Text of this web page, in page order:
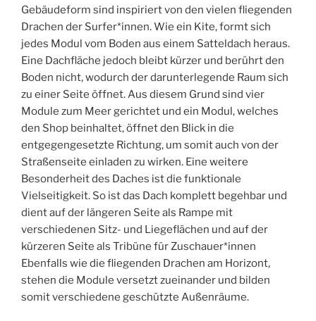
Gebäudeform sind inspiriert von den vielen fliegenden
Drachen der Surfer*innen. Wie ein Kite, formt sich
jedes Modul vom Boden aus einem Satteldach heraus.
Eine Dachfläche jedoch bleibt kürzer und berührt den
Boden nicht, wodurch der darunterlegende Raum sich
zu einer Seite öffnet. Aus diesem Grund sind vier
Module zum Meer gerichtet und ein Modul, welches
den Shop beinhaltet, öffnet den Blick in die
entgegengesetzte Richtung, um somit auch von der
Straßenseite einladen zu wirken. Eine weitere
Besonderheit des Daches ist die funktionale
Vielseitigkeit. So ist das Dach komplett begehbar und
dient auf der längeren Seite als Rampe mit
verschiedenen Sitz- und Liegeflächen und auf der
kürzeren Seite als Tribüne für Zuschauer*innen
Ebenfalls wie die fliegenden Drachen am Horizont,
stehen die Module versetzt zueinander und bilden
somit verschiedene geschützte Außenräume.